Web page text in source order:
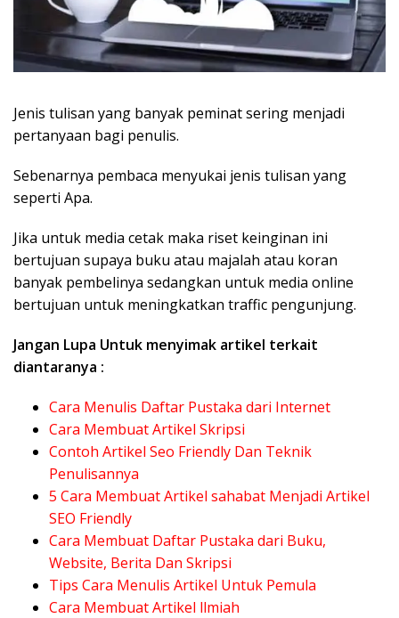
Jenis tulisan yang banyak peminat sering menjadi
pertanyaan bagi penulis.
Sebenarnya pembaca menyukai jenis tulisan yang
seperti Apa.
Jika untuk media cetak maka riset keinginan ini
bertujuan supaya buku atau majalah atau koran
banyak pembelinya sedangkan untuk media online
bertujuan untuk meningkatkan traffic pengunjung.
Jangan Lupa Untuk menyimak artikel terkait
diantaranya :
Cara Menulis Daftar Pustaka dari Internet
Cara Membuat Artikel Skripsi
Contoh Artikel Seo Friendly Dan Teknik
Penulisannya
5 Cara Membuat Artikel sahabat Menjadi Artikel
SEO Friendly
Cara Membuat Daftar Pustaka dari Buku,
Website, Berita Dan Skripsi
Tips Cara Menulis Artikel Untuk Pemula
Cara Membuat Artikel llmiah